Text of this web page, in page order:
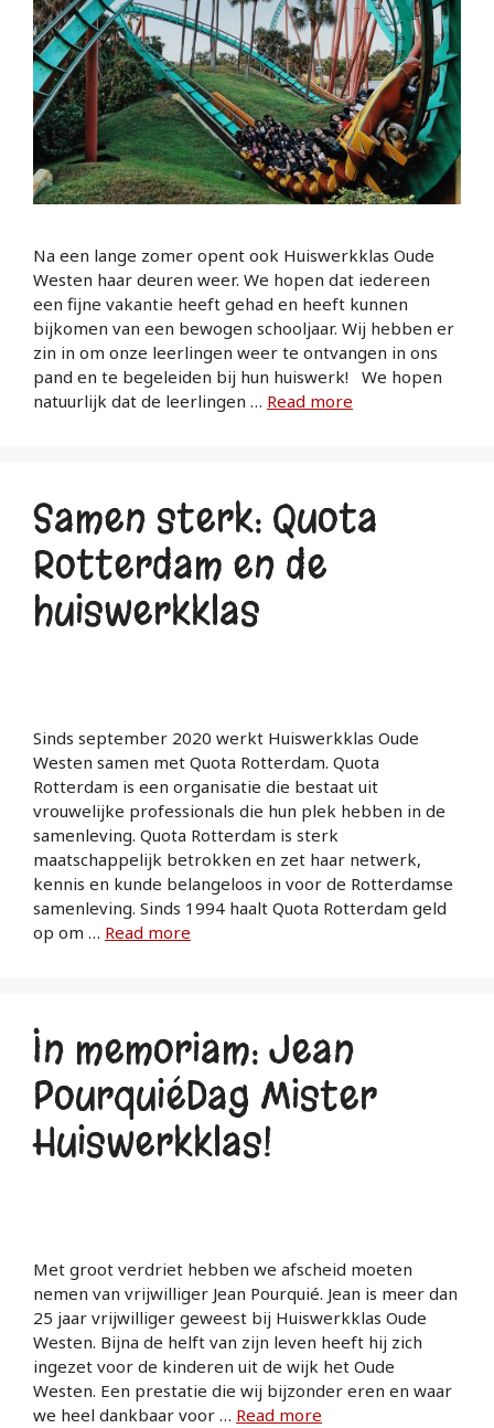
Na een lange zomer opent ook Huiswerkklas Oude
Westen haar deuren weer. We hopen dat iedereen
een fijne vakantie heeft gehad en heeft kunnen
bijkomen van een bewogen schooljaar. Wij hebben er
zin in om onze leerlingen weer te ontvangen in ons
pand en te begeleiden bij hun huiswerk! We hopen
natuurlijk dat de leerlingen … Read more
Samen sterk: Quota
Rotterdam en de
huiswerkklas
Sinds september 2020 werkt Huiswerkklas Oude
Westen samen met Quota Rotterdam. Quota
Rotterdam is een organisatie die bestaat uit
vrouwelijke professionals die hun plek hebben in de
samenleving. Quota Rotterdam is sterk
maatschappelijk betrokken en zet haar netwerk,
kennis en kunde belangeloos in voor de Rotterdamse
samenleving. Sinds 1994 haalt Quota Rotterdam geld
op om … Read more
In memoriam: Jean
PourquiéDag Mister
Huiswerkklas!
Met groot verdriet hebben we afscheid moeten
nemen van vrijwilliger Jean Pourquié. Jean is meer dan
25 jaar vrijwilliger geweest bij Huiswerkklas Oude
Westen. Bijna de helft van zijn leven heeft hij zich
ingezet voor de kinderen uit de wijk het Oude
Westen. Een prestatie die wij bijzonder eren en waar
we heel dankbaar voor … Read more